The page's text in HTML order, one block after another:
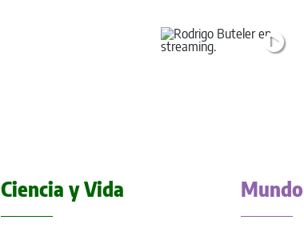
Ciencia y Vida Mundo